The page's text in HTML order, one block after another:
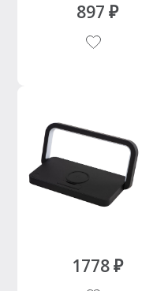
897 ₽
1778 ₽